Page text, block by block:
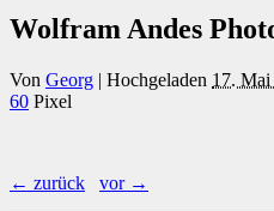
Wolfram Andes
Von Georg | Hochgeladen 17. Mai
60 Pixel
← zurück
vor →